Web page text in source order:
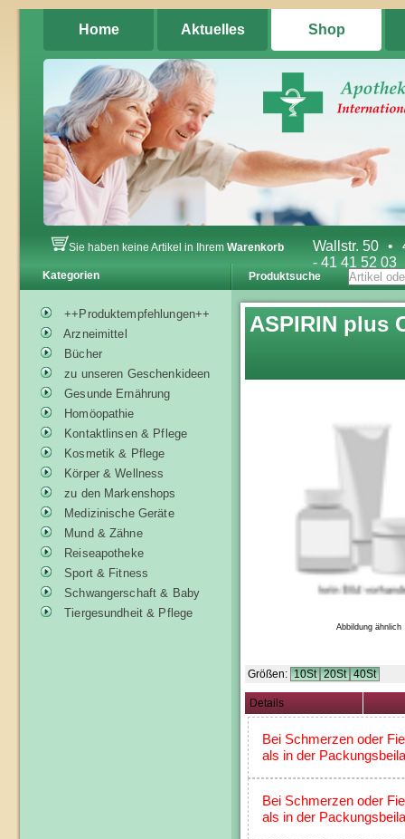
Home Aktuelles Shop
Wallstr. 50 •
- 41 41 52 03
Sie haben keine Artikel in Ihrem Warenkorb
Kategorien
++Produktempfehlungen++
Arzneimittel
Bücher
zu unseren Geschenkideen
Gesunde Ernährung
Homöopathie
Kontaktlinsen & Pflege
Kosmetik & Pflege
Körper & Wellness
zu den Markenshops
Medizinische Geräte
Mund & Zähne
Reiseapotheke
Sport & Fitness
Schwangerschaft & Baby
Tiergesundheit & Pflege
Produktsuche
ASPIRIN plus
Abbildung ähnlich
Größen: 10St 20St 40St
Details
Bei Schmerzen oder
als in der
Bei Schmerzen oder
als in der